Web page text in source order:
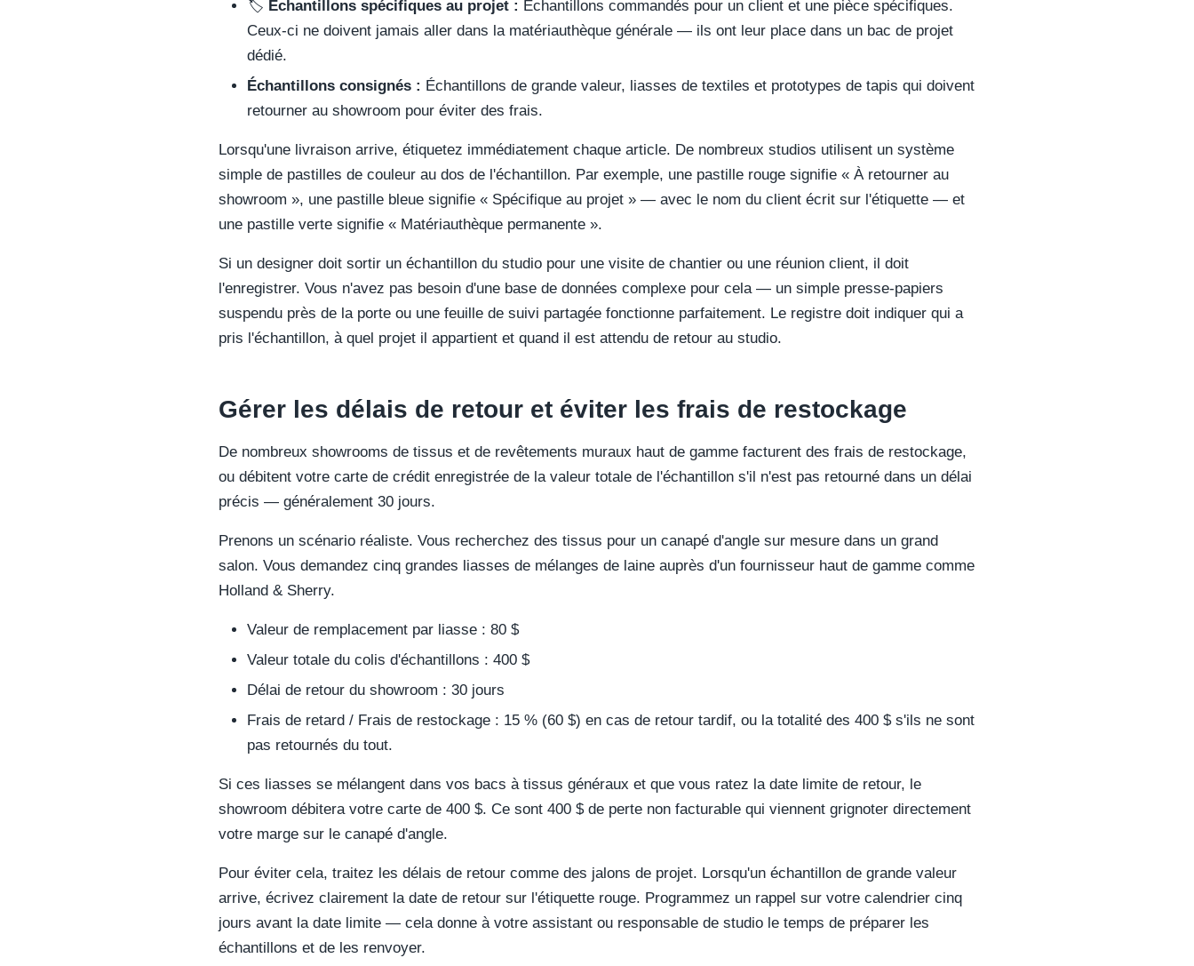
🏷️ Échantillons spécifiques au projet : Échantillons commandés pour un client et une pièce spécifiques.
Ceux-ci ne doivent jamais aller dans la matériauthèque générale — ils ont leur place dans un bac de projet
dédié.
Échantillons consignés : Échantillons de grande valeur, liasses de textiles et prototypes de tapis qui doivent
retourner au showroom pour éviter des frais.
Lorsqu'une livraison arrive, étiquetez immédiatement chaque article. De nombreux studios utilisent un système
simple de pastilles de couleur au dos de l'échantillon. Par exemple, une pastille rouge signifie « À retourner au
showroom », une pastille bleue signifie « Spécifique au projet » — avec le nom du client écrit sur l'étiquette — et
une pastille verte signifie « Matériauthèque permanente ».
Si un designer doit sortir un échantillon du studio pour une visite de chantier ou une réunion client, il doit
l'enregistrer. Vous n'avez pas besoin d'une base de données complexe pour cela — un simple presse-papiers
suspendu près de la porte ou une feuille de suivi partagée fonctionne parfaitement. Le registre doit indiquer qui a
pris l'échantillon, à quel projet il appartient et quand il est attendu de retour au studio.
Gérer les délais de retour et éviter les frais de restockage
De nombreux showrooms de tissus et de revêtements muraux haut de gamme facturent des frais de restockage,
ou débitent votre carte de crédit enregistrée de la valeur totale de l'échantillon s'il n'est pas retourné dans un délai
précis — généralement 30 jours.
Prenons un scénario réaliste. Vous recherchez des tissus pour un canapé d'angle sur mesure dans un grand
salon. Vous demandez cinq grandes liasses de mélanges de laine auprès d'un fournisseur haut de gamme comme
Holland & Sherry.
Valeur de remplacement par liasse : 80 $
Valeur totale du colis d'échantillons : 400 $
Délai de retour du showroom : 30 jours
Frais de retard / Frais de restockage : 15 % (60 $) en cas de retour tardif, ou la totalité des 400 $ s'ils ne sont
pas retournés du tout.
Si ces liasses se mélangent dans vos bacs à tissus généraux et que vous ratez la date limite de retour, le
showroom débitera votre carte de 400 $. Ce sont 400 $ de perte non facturable qui viennent grignoter directement
votre marge sur le canapé d'angle.
Pour éviter cela, traitez les délais de retour comme des jalons de projet. Lorsqu'un échantillon de grande valeur
arrive, écrivez clairement la date de retour sur l'étiquette rouge. Programmez un rappel sur votre calendrier cinq
jours avant la date limite — cela donne à votre assistant ou responsable de studio le temps de préparer les
échantillons et de les renvoyer.